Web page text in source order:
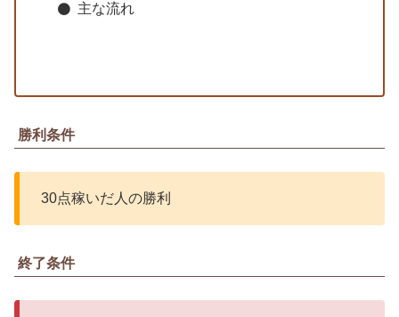
主な流れ
勝利条件
30点稼いだ人の勝利
終了条件